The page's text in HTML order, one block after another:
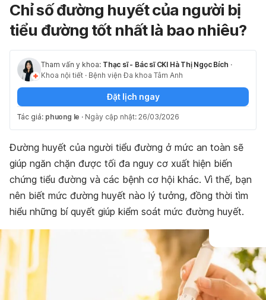
Chỉ số đường huyết của người bị
tiểu đường tốt nhất là bao nhiêu?
Tham vấn y khoa: Thạc sĩ - Bác sĩ CKI Hà Thị Ngọc Bích ·
Khoa nội tiết · Bệnh viện Đa khoa Tâm Anh
Đặt lịch ngay
Tác giả: phuong le · Ngày cập nhật: 26/03/2026
Đường huyết của người tiểu đường ở mức an toàn sẽ
giúp ngăn chặn được tối đa nguy cơ xuất hiện biến
chứng tiểu đường và các bệnh cơ hội khác. Vì thế, bạn
nên biết mức đường huyết nào lý tưởng, đồng thời tìm
hiểu những bí quyết giúp kiểm soát mức đường huyết.